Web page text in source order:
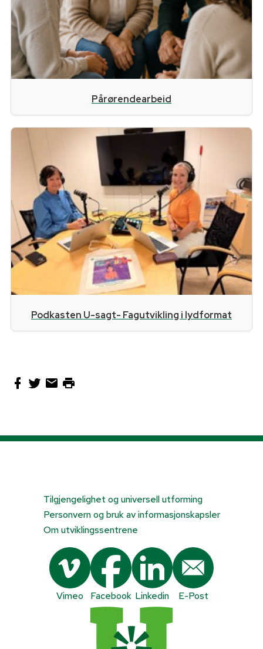
Pårørendearbeid
Podkasten U-sagt- Fagutvikling i lydformat
Tilgjengelighet og universell utforming
Personvern og bruk av informasjonskapsler
Om utviklingssentrene
Vimeo Facebook Linkedin E-Post